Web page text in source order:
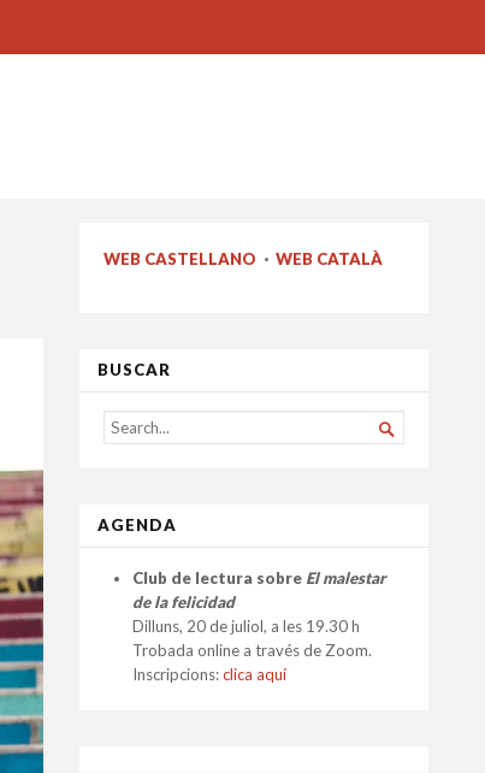
WEB CASTELLANO · WEB CATALÀ
BUSCAR
SEARCH
FOR...

AGENDA
Club de lectura sobre El malestar
de la felicidad
Dilluns, 20 de juliol, a les 19.30 h
Trobada online a través de Zoom.
Inscripcions:clica aquí